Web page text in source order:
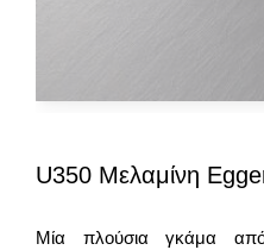
U350 Μελαμίνη
Μία πλούσια γκάμα